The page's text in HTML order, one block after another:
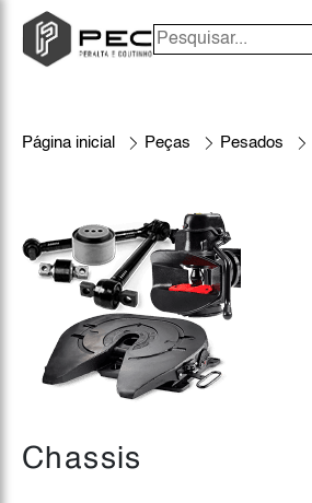
Página inicial Peças Pesados
Chassis